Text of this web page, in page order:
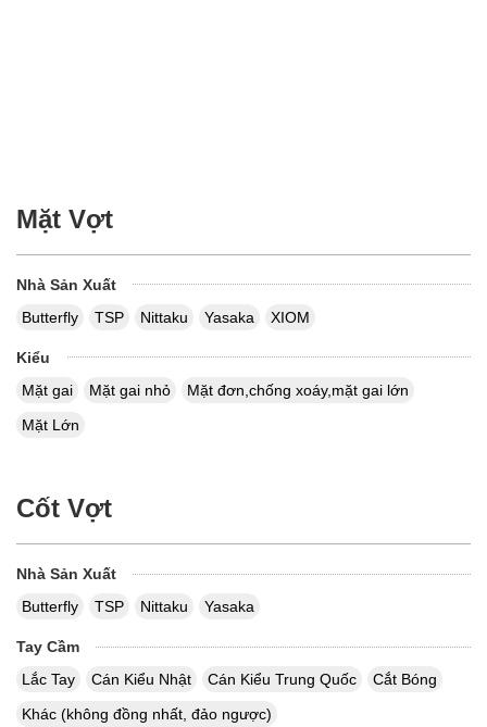
Mặt Vợt
Nhà Sản Xuất
Butterfly
TSP Nittaku Yasaka XIOM
Kiểu
Mặt gai
Mặt gai nhỏ
Mặt đơn,chống xoáy,mặt gai lớn
Mặt Lớn
Cốt Vợt
Nhà Sản Xuất
Butterfly
TSP Nittaku Yasaka
Tay Cầm
Lắc Tay
Cán Kiểu Nhật Cán Kiểu Trung Quốc
Cắt Bóng
Khác (không đồng nhất, đảo ngược)